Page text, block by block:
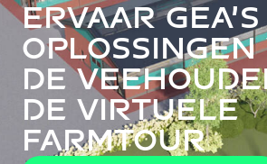
Ervaar GEA’s
de
de virtuele
FarmTour